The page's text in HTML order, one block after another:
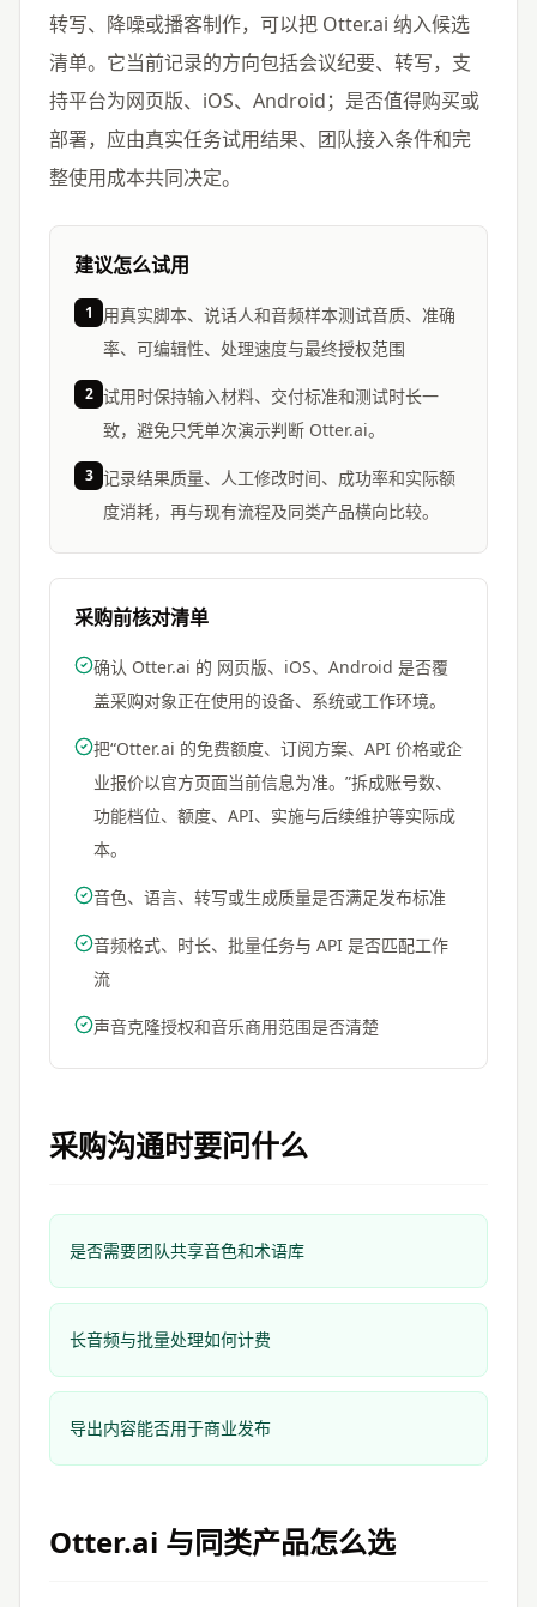
转写、降噪或播客制作，可以把 Otter.ai 纳入候选
清单。它当前记录的方向包括会议纪要、转写，支
持平台为网页版、iOS、Android；是否值得购买或
部署，应由真实任务试用结果、团队接入条件和完
整使用成本共同决定。
建议怎么试用
1
用真实脚本、说话人和音频样本测试音质、准确
率、可编辑性、处理速度与最终授权范围
2 试用时保持输入材料、交付标准和测试时长一
致，避免只凭单次演示判断 Otter.ai。
3 记录结果质量、人工修改时间、成功率和实际额
度消耗，再与现有流程及同类产品横向比较。
采购前核对清单
确认 Otter.ai 的 网页版、iOS、Android 是否覆
盖采购对象正在使用的设备、系统或工作环境。
把“Otter.ai 的免费额度、订阅方案、API 价格或企
业报价以官方页面当前信息为准。”拆成账号数、
功能档位、额度、API、实施与后续维护等实际成
本。
音色、语言、转写或生成质量是否满足发布标准
音频格式、时长、批量任务与 API 是否匹配工作
流
声音克隆授权和音乐商用范围是否清楚
采购沟通时要问什么
是否需要团队共享音色和术语库
长音频与批量处理如何计费
导出内容能否用于商业发布
Otter.ai 与同类产品怎么选